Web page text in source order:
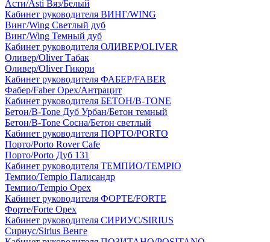
Асти/Asti Вяз/Белый
Кабинет руководителя ВИНГ/WING
Винг/Wing Светлый дуб
Винг/Wing Темный дуб
Кабинет руководителя ОЛИВЕР/OLIVER
Оливер/Oliver Табак
Оливер/Oliver Гикори
Кабинет руководителя ФАБЕР/FABER
Фабер/Faber Орех/Антрацит
Кабинет руководителя БЕТОН/B-TONE
Бетон/B-Tone Дуб Урбан/Бетон темный
Бетон/B-Tone Сосна/Бетон светлый
Кабинет руководителя ПОРТО/PORTO
Порто/Porto Rover Cafe
Порто/Porto Дуб 131
Кабинет руководителя ТЕМПИО/TEMPIO
Темпио/Tempio Палисандр
Темпио/Tempio Орех
Кабинет руководителя ФОРТЕ/FORTE
Форте/Forte Орех
Кабинет руководителя СИРИУС/SIRIUS
Сириус/Sirius Венге